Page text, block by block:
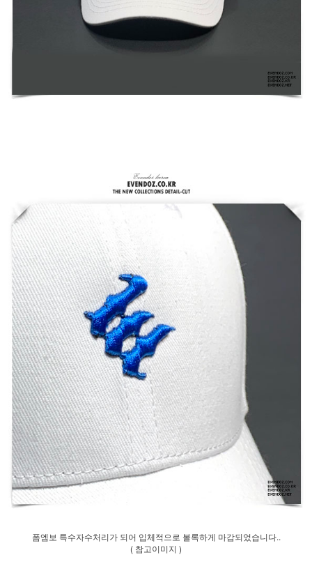
폼엠보 특수자수처리가 되어 입체적으로 볼록하게 마감되었습니다..
( 참고이미지 )